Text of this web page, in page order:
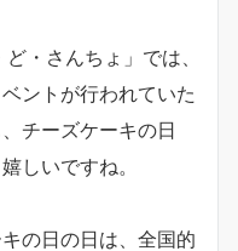
・さんちょ」では、
ントが行われていた
チーズケーキの日
しいですね。
の日の日は、全国的